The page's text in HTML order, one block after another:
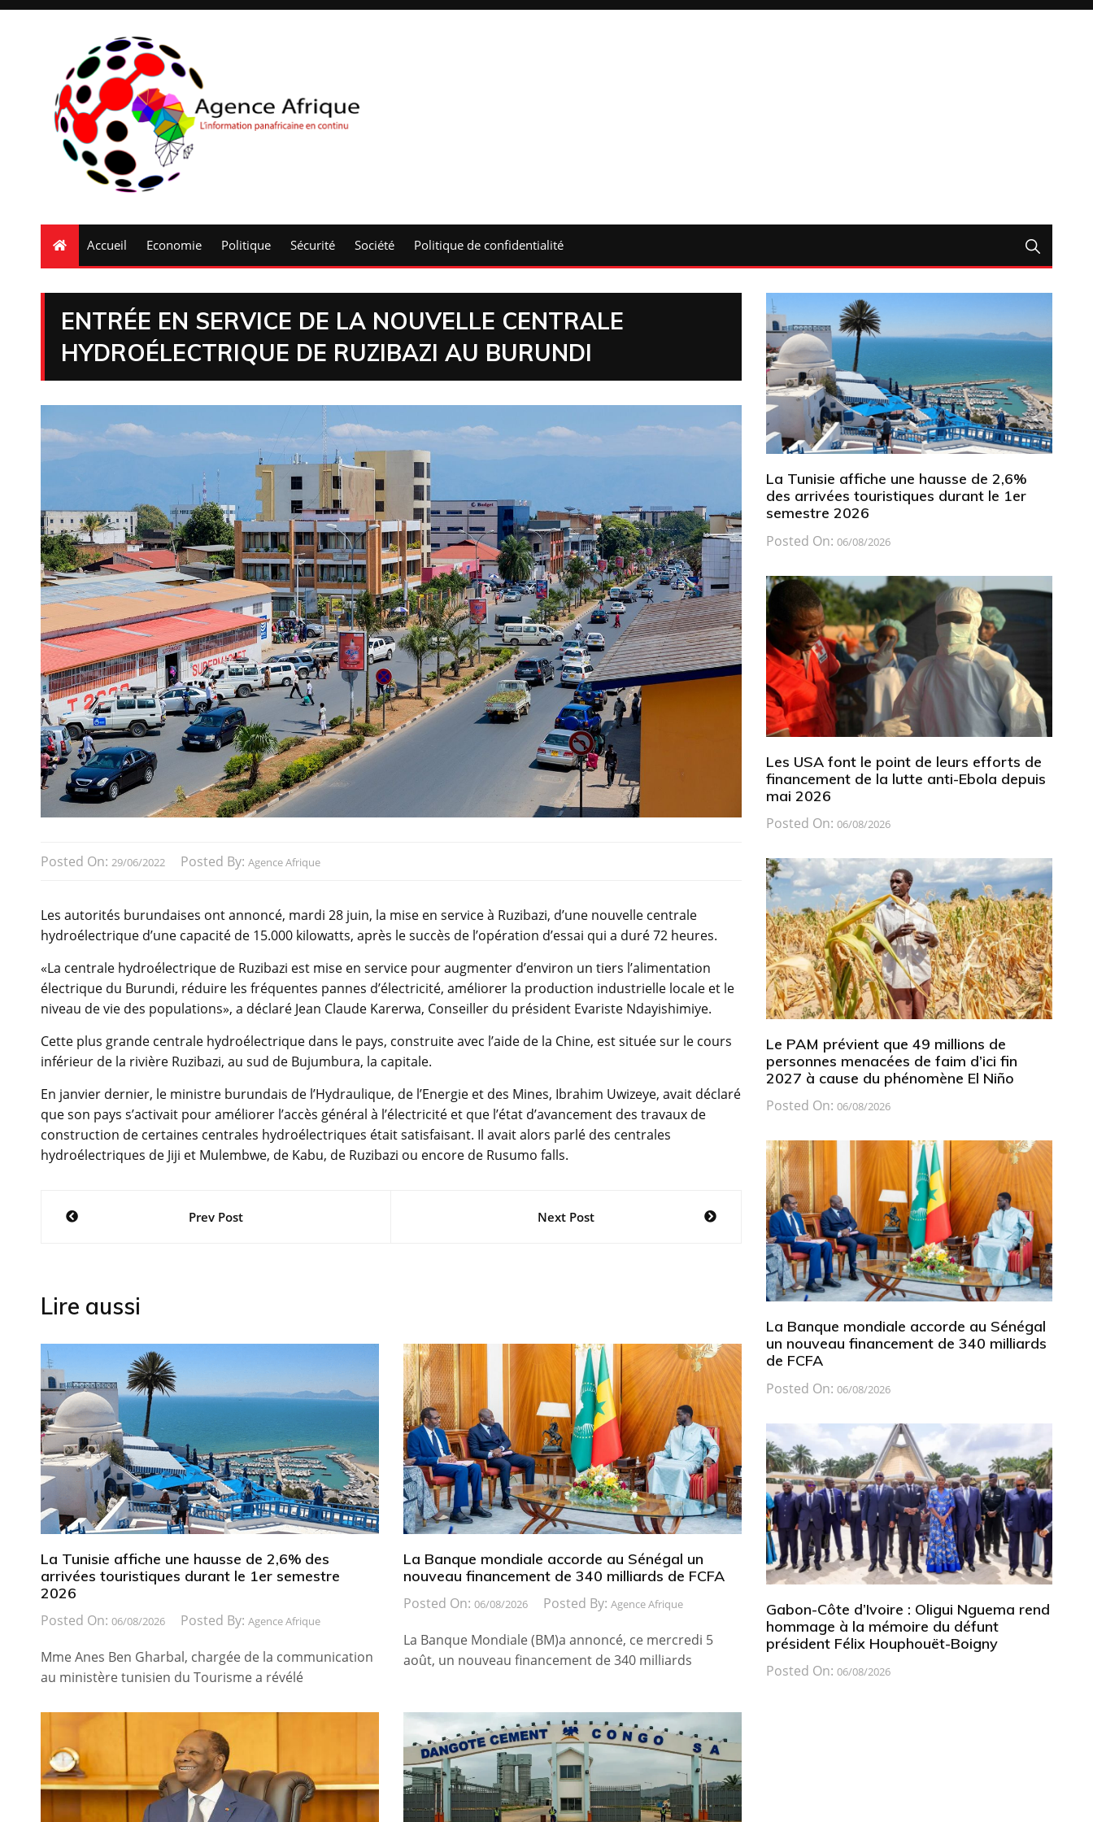
Accueil Economie Politique Sécurité Société Politique de confidentialité
ENTRÉE EN SERVICE DE LA NOUVELLE CENTRALE
HYDROÉLECTRIQUE DE RUZIBAZI AU BURUNDI
Posted On: 29/06/2022 Posted By: Agence Afrique
Les autorités burundaises ont annoncé, mardi 28 juin, la mise en service à Ruzibazi, d’une nouvelle centrale
hydroélectrique d’une capacité de 15.000 kilowatts, après le succès de l’opération d’essai qui a duré 72 heures.
«La centrale hydroélectrique de Ruzibazi est mise en service pour augmenter d’environ un tiers l’alimentation
électrique du Burundi, réduire les fréquentes pannes d’électricité, améliorer la production industrielle locale et le
niveau de vie des populations», a déclaré Jean Claude Karerwa, Conseiller du président Evariste Ndayishimiye.
Cette plus grande centrale hydroélectrique dans le pays, construite avec l’aide de la Chine, est située sur le cours
inférieur de la rivière Ruzibazi, au sud de Bujumbura, la capitale.
En janvier dernier, le ministre burundais de l’Hydraulique, de l’Energie et des Mines, Ibrahim Uwizeye, avait déclaré
que son pays s’activait pour améliorer l’accès général à l’électricité et que l’état d’avancement des travaux de
construction de certaines centrales hydroélectriques était satisfaisant. Il avait alors parlé des centrales
hydroélectriques de Jiji et Mulembwe, de Kabu, de Ruzibazi ou encore de Rusumo falls.
NavigationPrev Post Next Post
Lire aussi
La Tunisie affiche une hausse de 2,6% des
arrivées touristiques durant le 1er semestre
2026
Posted On: 06/08/2026 Posted By: Agence Afrique
Mme Anes Ben Gharbal, chargée de la communication
au ministère tunisien du Tourisme a révélé
La Banque mondiale accorde au Sénégal un
nouveau financement de 340 milliards de FCFA
Posted On: 06/08/2026 Posted By: Agence Afrique
La Banque Mondiale (BM)a annoncé, ce mercredi 5
août, un nouveau financement de 340 milliards
La Tunisie affiche une hausse de 2,6%
des arrivées touristiques durant le 1er
semestre 2026
Posted On: 06/08/2026
Les USA font le point de leurs efforts de
financement de la lutte anti-Ebola depuis
mai 2026
Posted On: 06/08/2026
Le PAM prévient que 49 millions de
personnes menacées de faim d’ici fin
2027 à cause du phénomène El Niño
Posted On: 06/08/2026
La Banque mondiale accorde au Sénégal
un nouveau financement de 340 milliards
de FCFA
Posted On: 06/08/2026
Gabon-Côte d’Ivoire : Oligui Nguema rend
hommage à la mémoire du défunt
président Félix Houphouët-Boigny
Posted On: 06/08/2026